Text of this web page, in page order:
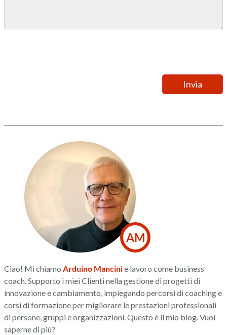
AM
Ciao! Mi chiamo Arduino Mancinie lavoro come business
coach. Supporto i miei Clienti nella gestione di progetti di
innovazione e cambiamento, impiegando percorsi di coaching e
corsi di formazione per migliorare le prestazioni professionali
di persone, gruppi e organizzazioni. Questo è il mio blog. Vuoi
saperne di più?